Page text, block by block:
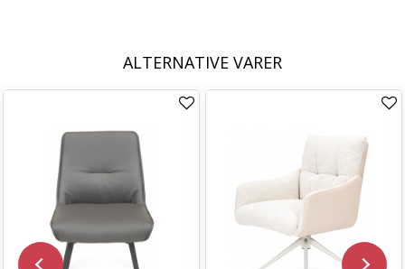
ALTERNATIVE VARER